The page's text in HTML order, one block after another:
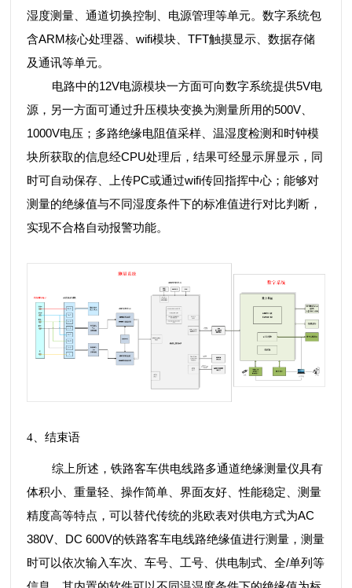
湿度测量、通道切换控制、电源管理等单元。数字系统包
含ARM核心处理器、wifi模块、TFT触摸显示、数据存储
及通讯等单元。
电路中的12V电源模块一方面可向数字系统提供5V电
源，另一方面可通过升压模块变换为测量所用的500V
1000V电压；多路绝缘电阻值采样、温湿度检测和时钟模
块所获取的信息经CPU处理后，结果可经显示屏显示，同
时可自动保存、上传PC或通过wifi传回指挥中心；能够对
测量的绝缘值与不同湿度条件下的标准值进行对比判断，
实现不合格自动报警功能。
4 、结束语
综上所述，铁路客车供电线路多通道绝缘测量仪具有
体积小、重量轻、操作简单、界面友好、性能稳定、测量
精度高等特点，可以替代传统的兆欧表对供电方式为AC
380V、 DC 600V的铁路客车电线路绝缘值进行测量，测量
时可以依次输入车次、车号、工号、供电制式、全/单列等